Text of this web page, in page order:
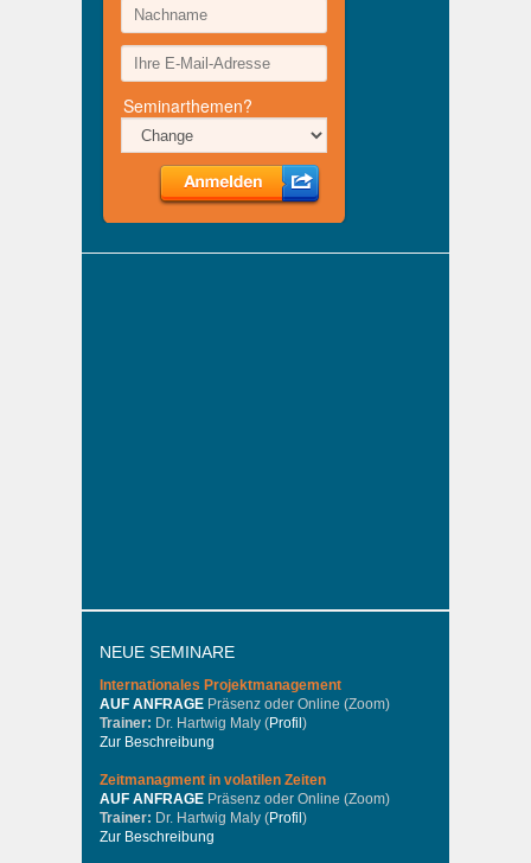
NEUE SEMINARE
Internationales Projektmanagement
AUF ANFRAGE Präsenz oder Online (Zoom)
Trainer: Dr. Hartwig Maly (Profil )
Zur Beschreibung
Zeitmanagment in volatilen Zeiten
AUF ANFRAGE Präsenz oder Online (Zoom)
Trainer: Dr. Hartwig Maly (Profil )
Zur Beschreibung